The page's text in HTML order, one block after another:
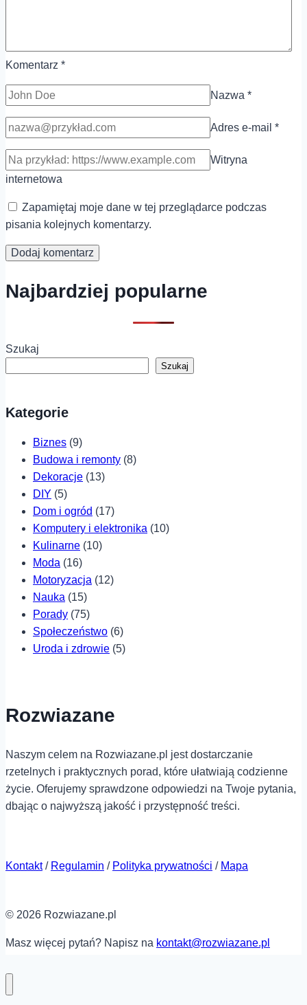
Komentarz *
Nazwa *
Adres e-mail *
Witryna
internetowa
Zapamiętaj moje dane w tej przeglądarce podczas
pisania kolejnych komentarzy.
Najbardziej popularne
Szukaj
Szukaj
Kategorie
Biznes (9)
Budowa i remonty (8)
Dekoracje (13)
DIY (5)
Dom i ogród (17)
Komputery i elektronika (10)
Kulinarne (10)
Moda (16)
Motoryzacja (12)
Nauka (15)
Porady (75)
Społeczeństwo (6)
Uroda i zdrowie (5)
Rozwiazane
Naszym celem na Rozwiazane.pl jest dostarczanie
rzetelnych i praktycznych porad, które ułatwiają codzienne
życie. Oferujemy sprawdzone odpowiedzi na Twoje pytania,
dbając o najwyższą jakość i przystępność treści.
Kontakt/ Regulamin / Polityka prywatności / Mapa
© 2026 Rozwiazane.pl
Masz więcej pytań? Napisz na kontakt@rozwiazane.pl